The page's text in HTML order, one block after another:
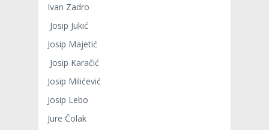
Ivan Zadro
Josip Jukić
Josip Majetić
Josip Karačić
Josip Milićević
Josip Lebo
Jure Čolak